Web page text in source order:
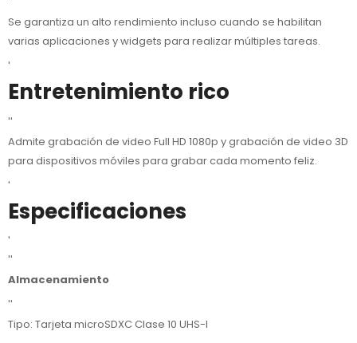
Se garantiza un alto rendimiento incluso cuando se habilitan
varias aplicaciones y widgets para realizar múltiples tareas.
'
Entretenimiento rico
''
Admite grabación de video Full HD 1080p y grabación de video 3D
para dispositivos móviles para grabar cada momento feliz.
'
Especificaciones
'
''
Almacenamiento
''
Tipo: Tarjeta microSDXC Clase 10 UHS-I